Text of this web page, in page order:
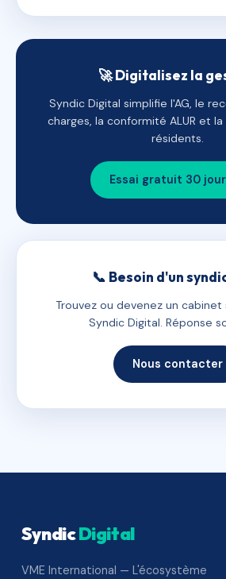
🚀 Digitalisez la
Syndic Digital simplifie l'AG, le
charges, la conformité ALUR et
résidents.
Essai gratuit 30
📞 Besoin d'un
Trouvez ou devenez un
Syndic Digital. Réponse
Nous contacter
SyndicDigital
VME International — L'écosystème